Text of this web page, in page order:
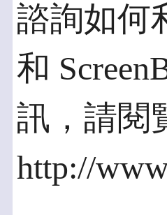
諮詢如何
和
訊，請閱
http://